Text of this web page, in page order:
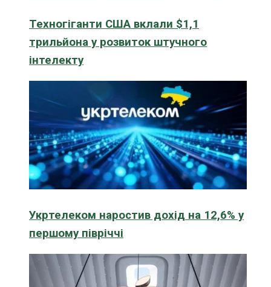
Техногіганти США вклали $1,1
трильйона у розвиток штучного
інтелекту
Укртелеком наростив дохід на 12,6% у
першому півріччі